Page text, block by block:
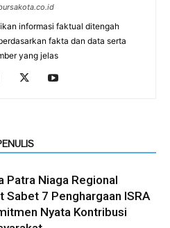
informasi faktual ditengah
fakta dan data serta
yang jelas
Patra Niaga Regional
Sabet 7 Penghargaan ISRA
Nyata Kontribusi